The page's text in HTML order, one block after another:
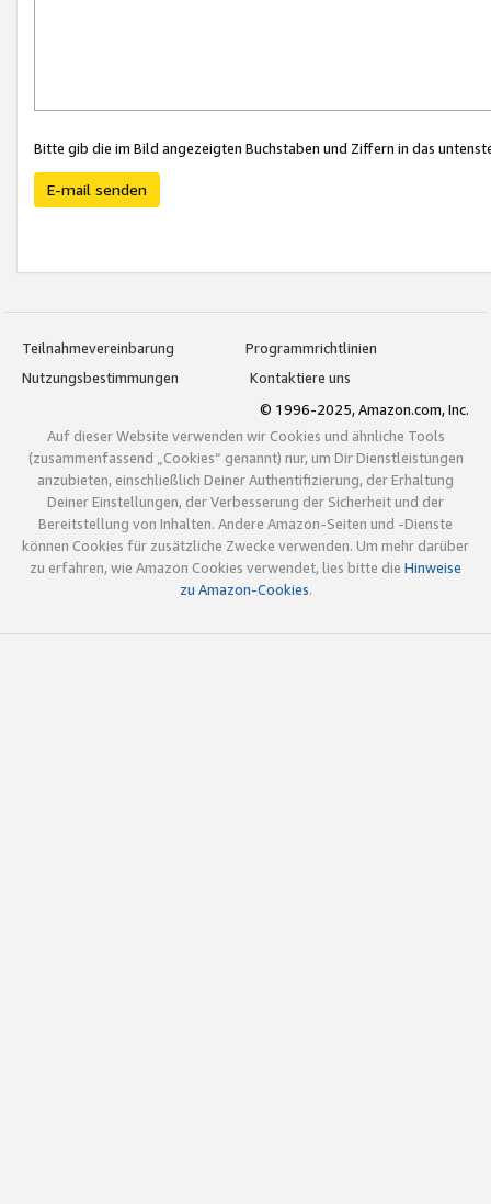
Bitte gib die im Bild angezeigten Buchstaben und Ziffern in das
E-mail senden
Teilnahmevereinbarung
Programmrichtlinien
Nutzungsbestimmungen
Kontaktiere uns
© 1996-2025, Amazon.com, Inc.
Auf dieser Website verwenden wir Cookies und ähnliche Tools
(zusammenfassend „Cookies“ genannt) nur, um Dir Dienstleistungen
anzubieten, einschließlich Deiner Authentifizierung, der Erhaltung
Deiner Einstellungen, der Verbesserung der Sicherheit und der
Bereitstellung von Inhalten. Andere Amazon-Seiten und -Dienste
können Cookies für zusätzliche Zwecke verwenden. Um mehr darüber
zu erfahren, wie Amazon Cookies verwendet, lies bitte die Hinweise
zu Amazon-Cookies.